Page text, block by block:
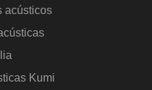
acústicos
Kumi